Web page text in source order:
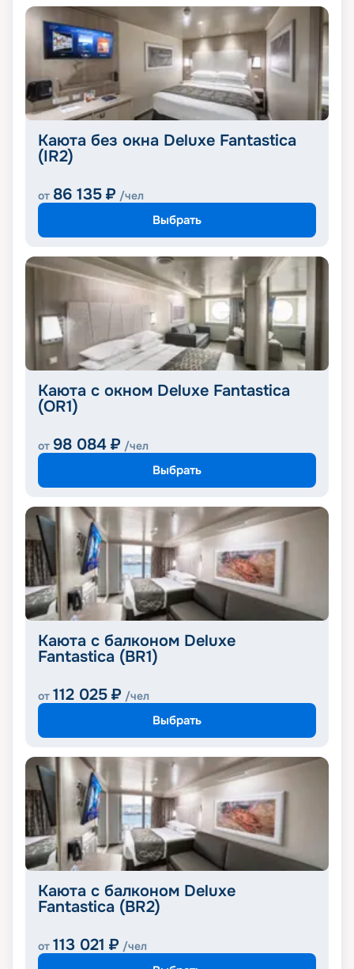
Каюта без окна Deluxe Fantastica
(IR2)
от 86 135 ₽ /чел
Выбрать
Каюта с окном Deluxe Fantastica
(OR1)
от 98 084 ₽ /чел
Выбрать
Каюта с балконом Deluxe
Fantastica (BR1)
от 112 025 ₽ /чел
Выбрать
Каюта с балконом Deluxe
Fantastica (BR2)
от 113 021 ₽ /чел